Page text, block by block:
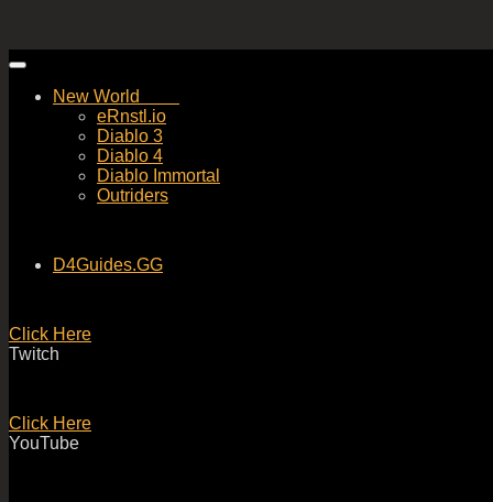
Skip
contentNew World
eRnstl.io
Diablo 3
Diablo 4
Diablo Immortal
Outriders
D4Guides.GG
Click Here
Twitch
Click Here
YouTube